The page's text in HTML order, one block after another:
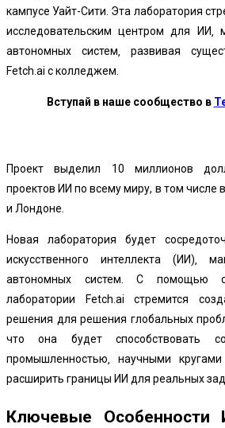
кампусе Уайт-Сити. Эта лаборатория
исследовательским центром для ИИ‚
автономных систем‚ развивая
Fetch.ai с колледжем.
Вступай в наше сообщество в
Проект выделил 10 миллионов
проектов ИИ по всему миру, в том числе
и Лондоне.
Новая лаборатория будет
искусственного интеллекта (ИИ)‚
автономных систем. С помощью
лаборатории Fetch.ai стремится
решения для решения глобальных
что она будет способствовать
промышленностью‚ научными
расширить границы ИИ для реальных
Ключевые Особенности